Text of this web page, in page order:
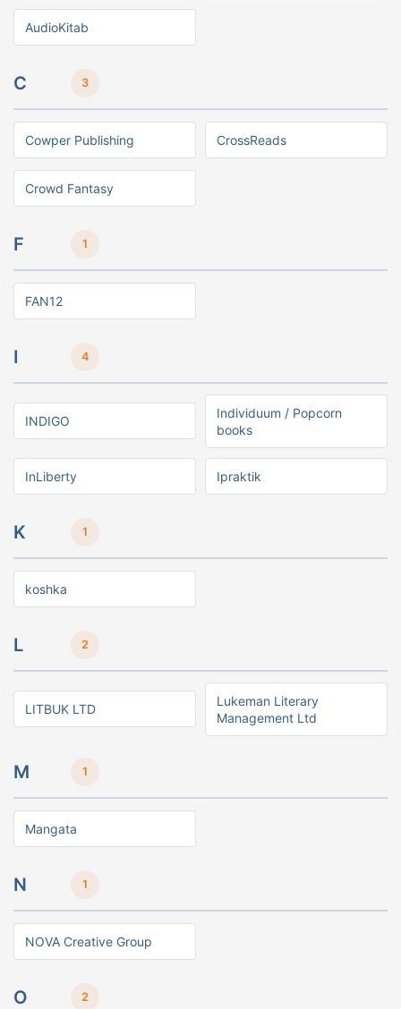
AudioKitab
C 3
Cowper Publishing CrossReads
Crowd Fantasy
F 1
FAN12
I 4
INDIGO
Individuum / Popcorn
books
InLiberty Ipraktik
K 1
koshka
L 2
LITBUK LTD
Lukeman Literary
Management Ltd
M 1
Mangata
N 1
NOVA Creative Group
O 2